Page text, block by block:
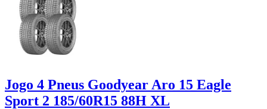
Jogo 4 Pneus Goodyear Aro 15 Eagle
Sport 2 185/60R15 88H XL